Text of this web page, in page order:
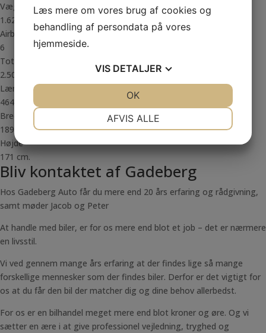
Vægt
1.628 kg.
Airbags
6
Totalvægt
2.505 kg.
Længde
464 cm.
Bredde
189 cm.
Højde
171 cm.
Bliv kontaktet af Gadeberg
Hos Gadeberg Auto får du mere end 20 års erfaring og rådgivning,
samt møder Jacob og Peter
At handle med biler, er for os mere end blot et job – det er nærmere
en livsstil.
Vi ved gennem mange års erfaring at der findes lige så mange
forskellige mennesker som der findes biler. Derfor er det vigtigt for
os at du får den bil der matcher dig og dine behov allerbedst.
For os er en bilhandel meget mere end blot kroner og øre. Og vi
sætter en ære i at give professionel vejledning, tryghed og
Læs mere om vores brug af cookies og
behandling af persondata på vores
hjemmeside.
VIS DETALJER
AFVIS ALLE
OK